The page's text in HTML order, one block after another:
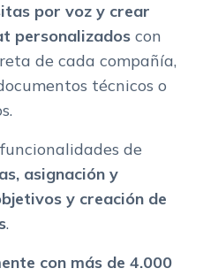
por voz y crear
personalizados con
de cada compañía,
técnicos o
de
asignación y
y creación de
.
con más de 4.000